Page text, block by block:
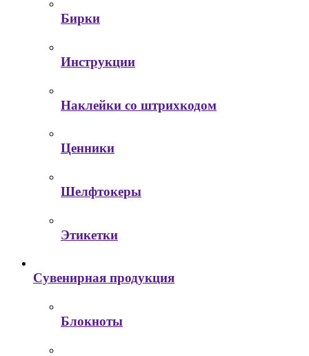
Бирки
Инструкции
Наклейки со штрихкодом
Ценники
Шелфтокеры
Этикетки
Сувенирная продукция
Блокноты